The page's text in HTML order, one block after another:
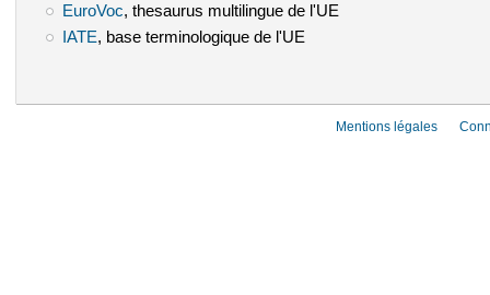
EuroVoc (le lien est externe)
, thesaurus multilingue de l'UE
IATE (le lien est externe)
, base terminologique de l'UE
Mentions légales